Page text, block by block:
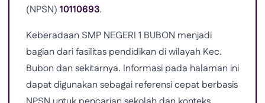
(NPSN) 10110693.
Keberadaan SMP NEGERI 1 BUBON menjadi
bagian dari fasilitas pendidikan di wilayah Kec.
Bubon dan sekitarnya. Informasi pada halaman ini
dapat digunakan sebagai referensi cepat berbasis